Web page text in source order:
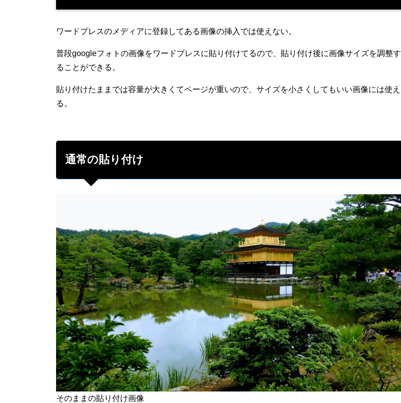
ワードプレスのメディアに登録してある画像の挿入では使えない。
普段googleフォトの画像をワードプレスに貼り付けてるので、貼り付け後に画像サイズを調整す
ることができる。
貼り付けたままでは容量が大きくてページが重いので、サイズを小さくしてもいい画像には使え
る。
通常の貼り付け
そのままの貼り付け画像